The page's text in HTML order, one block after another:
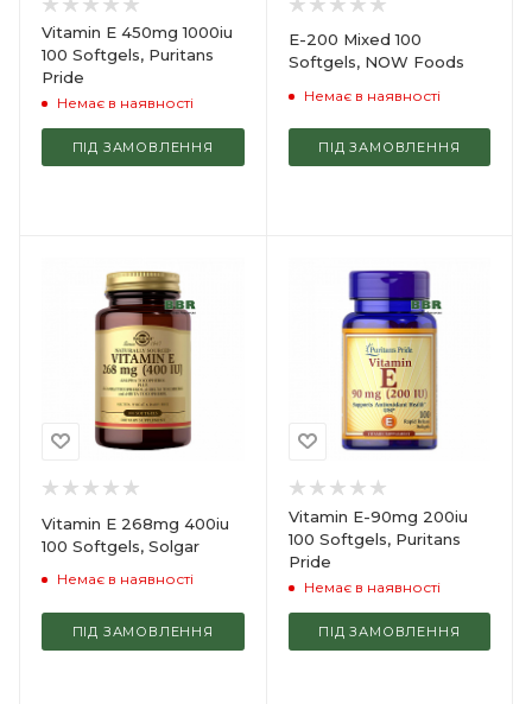
Vitamin E 450mg 1000iu
100 Softgels, Puritans
Pride
Немає в наявності
ПІД ЗАМОВЛЕННЯ
E-200 Mixed 100
Softgels, NOW Foods
Немає в наявності
ПІД ЗАМОВЛЕННЯ
Vitamin E 268mg 400iu
100 Softgels, Solgar
Немає в наявності
ПІД ЗАМОВЛЕННЯ
Vitamin E-90mg 200iu
100 Softgels, Puritans
Pride
Немає в наявності
ПІД ЗАМОВЛЕННЯ